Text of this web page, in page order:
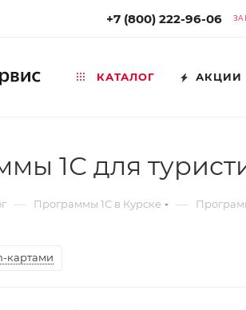
+7 (800) 222-96-06
КАТАЛОГ АКЦИИ
1С для
— Программы 1С в Курске —
картами